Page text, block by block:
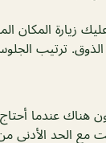
زيارة المكان
الذوق. ترتيب
هناك عندما
مع الحد الأدنى